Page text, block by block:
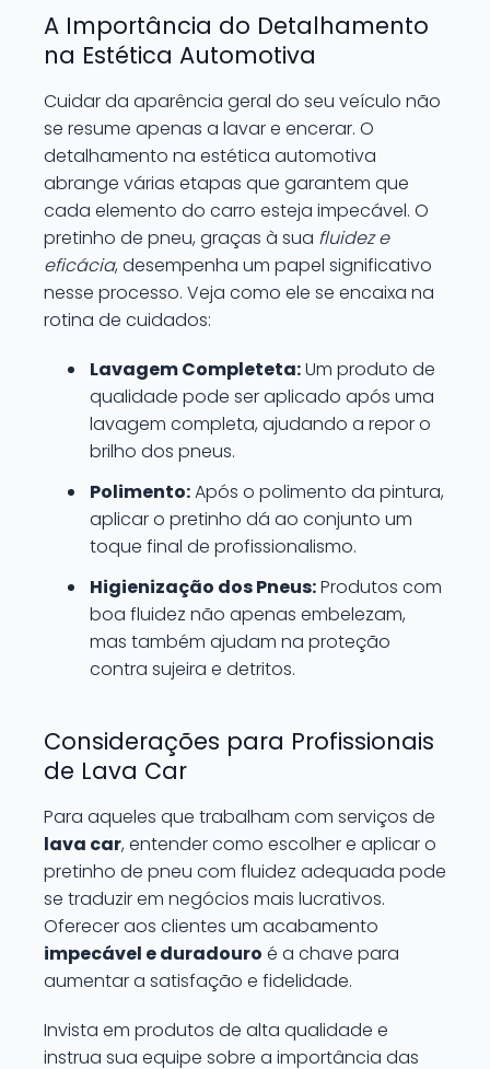
A Importância do Detalhamento
na Estética Automotiva
Cuidar da aparência geral do seu veículo não
se resume apenas a lavar e encerar. O
detalhamento na estética automotiva
abrange várias etapas que garantem que
cada elemento do carro esteja impecável. O
pretinho de pneu, graças à sua fluidez e
eficácia, desempenha um papel significativo
nesse processo. Veja como ele se encaixa na
rotina de cuidados:
Lavagem Completeta:Um produto de
qualidade pode ser aplicado após uma
lavagem completa, ajudando a repor o
brilho dos pneus.
Polimento:Após o polimento da pintura,
aplicar o pretinho dá ao conjunto um
toque final de profissionalismo.
Higienização dos Pneus:Produtos com
boa fluidez não apenas embelezam,
mas também ajudam na proteção
contra sujeira e detritos.
Considerações para Profissionais
de Lava Car
Para aqueles que trabalham com serviços de
lava car, entender como escolher e aplicar o
pretinho de pneu com fluidez adequada pode
se traduzir em negócios mais lucrativos.
Oferecer aos clientes um acabamento
impecável e duradouro é a chave para
aumentar a satisfação e fidelidade.
Invista em produtos de alta qualidade e
instrua sua equipe sobre a importância das